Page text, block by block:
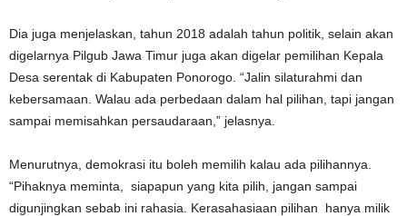
Dia juga menjelaskan, tahun 2018 adalah tahun politik, selain akan
digelarnya Pilgub Jawa Timur juga akan digelar pemilihan Kepala
Desa serentak di Kabupaten Ponorogo. “Jalin silaturahmi dan
kebersamaan. Walau ada perbedaan dalam hal pilihan, tapi jangan
sampai memisahkan persaudaraan,” jelasnya.
Menurutnya, demokrasi itu boleh memilih kalau ada pilihannya.
“Pihaknya meminta, siapapun yang kita pilih, jangan sampai
digunjingkan sebab ini rahasia. Kerasahasiaan pilihan hanya milik